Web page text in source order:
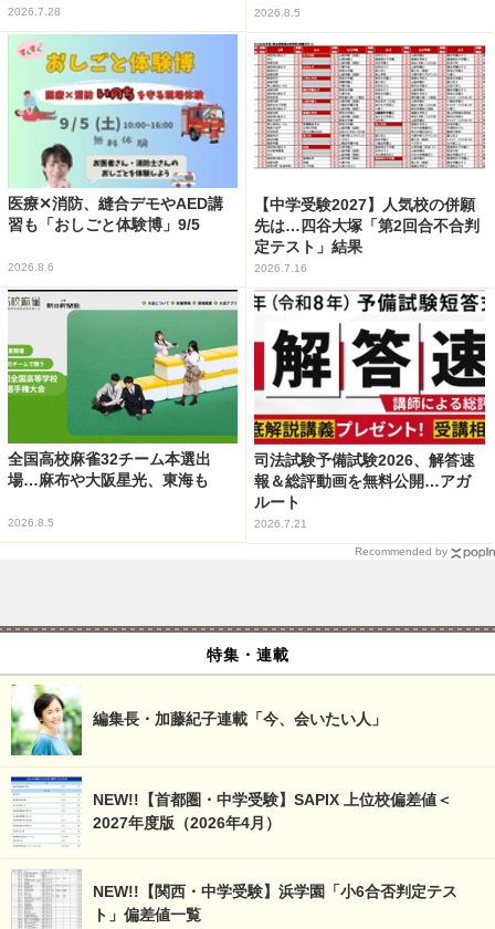
2026.7.28 2026.8.5
医療✕消防、縫合デモやAED講
習も「おしごと体験博」9/5
2026.8.6
【中学受験2027】人気校の併願
先は…四谷大塚「第2回合不合判
定テスト」結果
2026.7.16
全国高校麻雀32チーム本選出
場…麻布や大阪星光、東海も
2026.8.5
司法試験予備試験2026、解答速
報＆総評動画を無料公開…アガ
ルート
2026.7.21
Recommended by
特集・連載
編集長・加藤紀子連載「今、会いたい人」
NEW!!【首都圏・中学受験】SAPIX 上位校偏差値＜
2027年度版（2026年4月）
NEW!!【関西・中学受験】浜学園「小6合否判定テス
ト」偏差値一覧